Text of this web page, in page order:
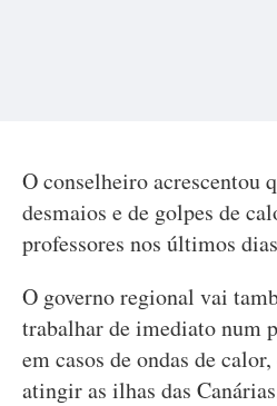
O conselheiro acrescentou
desmaios e de golpes de
professores nos últimos
O governo regional vai
trabalhar de imediato num
em casos de ondas de
atingir as ilhas das